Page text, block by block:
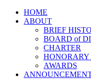
HOME
ABOUT
BRIEF
BOARD of
CHARTER
HONORARY
AWARDS